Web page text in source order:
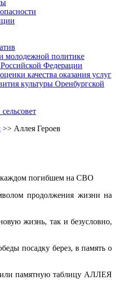
молодежной политике
Федерации
качества оказания услуг
культуры Оренбургской
>> Аллея Героев
каждом погибшем на СВО
продолжения жизни на
жизнь, так и безусловно,
посадку берез, в память о
памятную таблицу АЛЛЕЯ